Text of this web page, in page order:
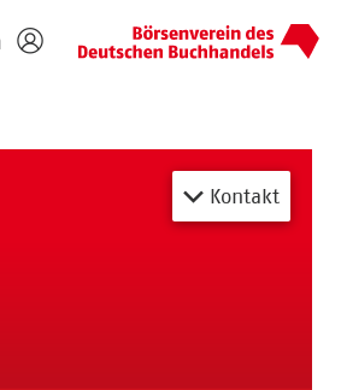
Kontakt